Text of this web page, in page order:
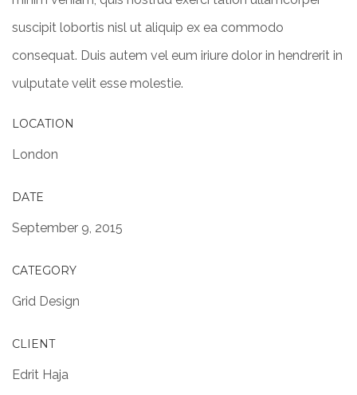
suscipit lobortis nisl ut aliquip ex ea commodo
consequat. Duis autem vel eum iriure dolor in hendrerit in
vulputate velit esse molestie.
LOCATION
London
DATE
September 9, 2015
CATEGORY
Grid Design
CLIENT
Edrit Haja